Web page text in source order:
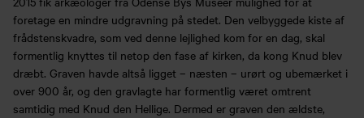
foretage en mindre udgravning på stedet. Den velbyggede kiste af
frådstenskvadre, som ved denne lejlighed kom for en dag, skal
formentlig knyttes til netop den fase af kirken, da kong Knud blev
dræbt. Graven havde altså ligget – næsten – urørt og ubemærket i
over 900 år, og den gravlagte har formentlig været omtrent
samtidig med Knud den Hellige. Dermed er graven den ældste,